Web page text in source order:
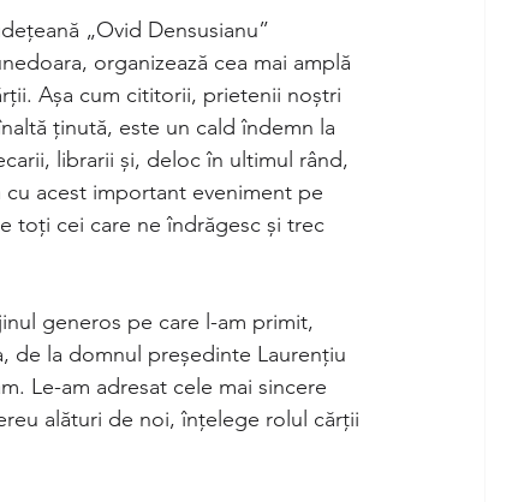
„Ovid Densusianu”
organizează cea mai amplă
Așa cum cititorii, prietenii noștri
ținută, este un cald îndemn la
librarii și, deloc în ultimul rând,
acest important eveniment pe
toți cei care ne îndrăgesc și trec
generos pe care l-am primit,
de la domnul președinte Laurențiu
Le-am adresat cele mai sincere
alături de noi, înțelege rolul cărții